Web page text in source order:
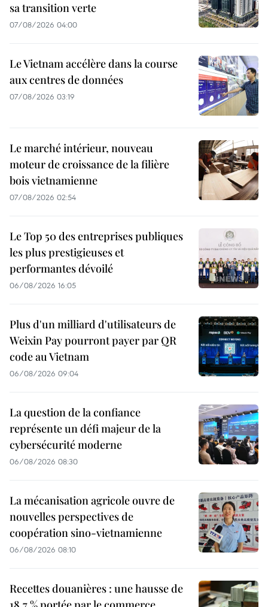
sa transition verte
07/08/2026 04:00
Le Vietnam accélère dans la course
aux centres de données
07/08/2026 03:19
Le marché intérieur, nouveau
moteur de croissance de la filière
bois vietnamienne
07/08/2026 02:54
Le Top 50 des entreprises publiques
les plus prestigieuses et
performantes dévoilé
06/08/2026 16:05
Plus d'un milliard d'utilisateurs de
Weixin Pay pourront payer par QR
code au Vietnam
06/08/2026 09:04
La question de la confiance
représente un défi majeur de la
cybersécurité moderne
06/08/2026 08:30
La mécanisation agricole ouvre de
nouvelles perspectives de
coopération sino-vietnamienne
06/08/2026 08:10
Recettes douanières : une hausse de